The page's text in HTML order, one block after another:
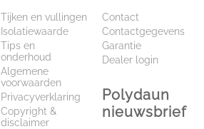
Tijken en vullingen
Isolatiewaarde
Tips en
onderhoud
Algemene
voorwaarden
Privacyverklaring
Copyright &
disclaimer
Contact
Contactgegevens
Garantie
Dealer login
Polydaun
nieuwsbrief